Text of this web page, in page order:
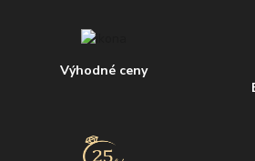
Výhodné ceny